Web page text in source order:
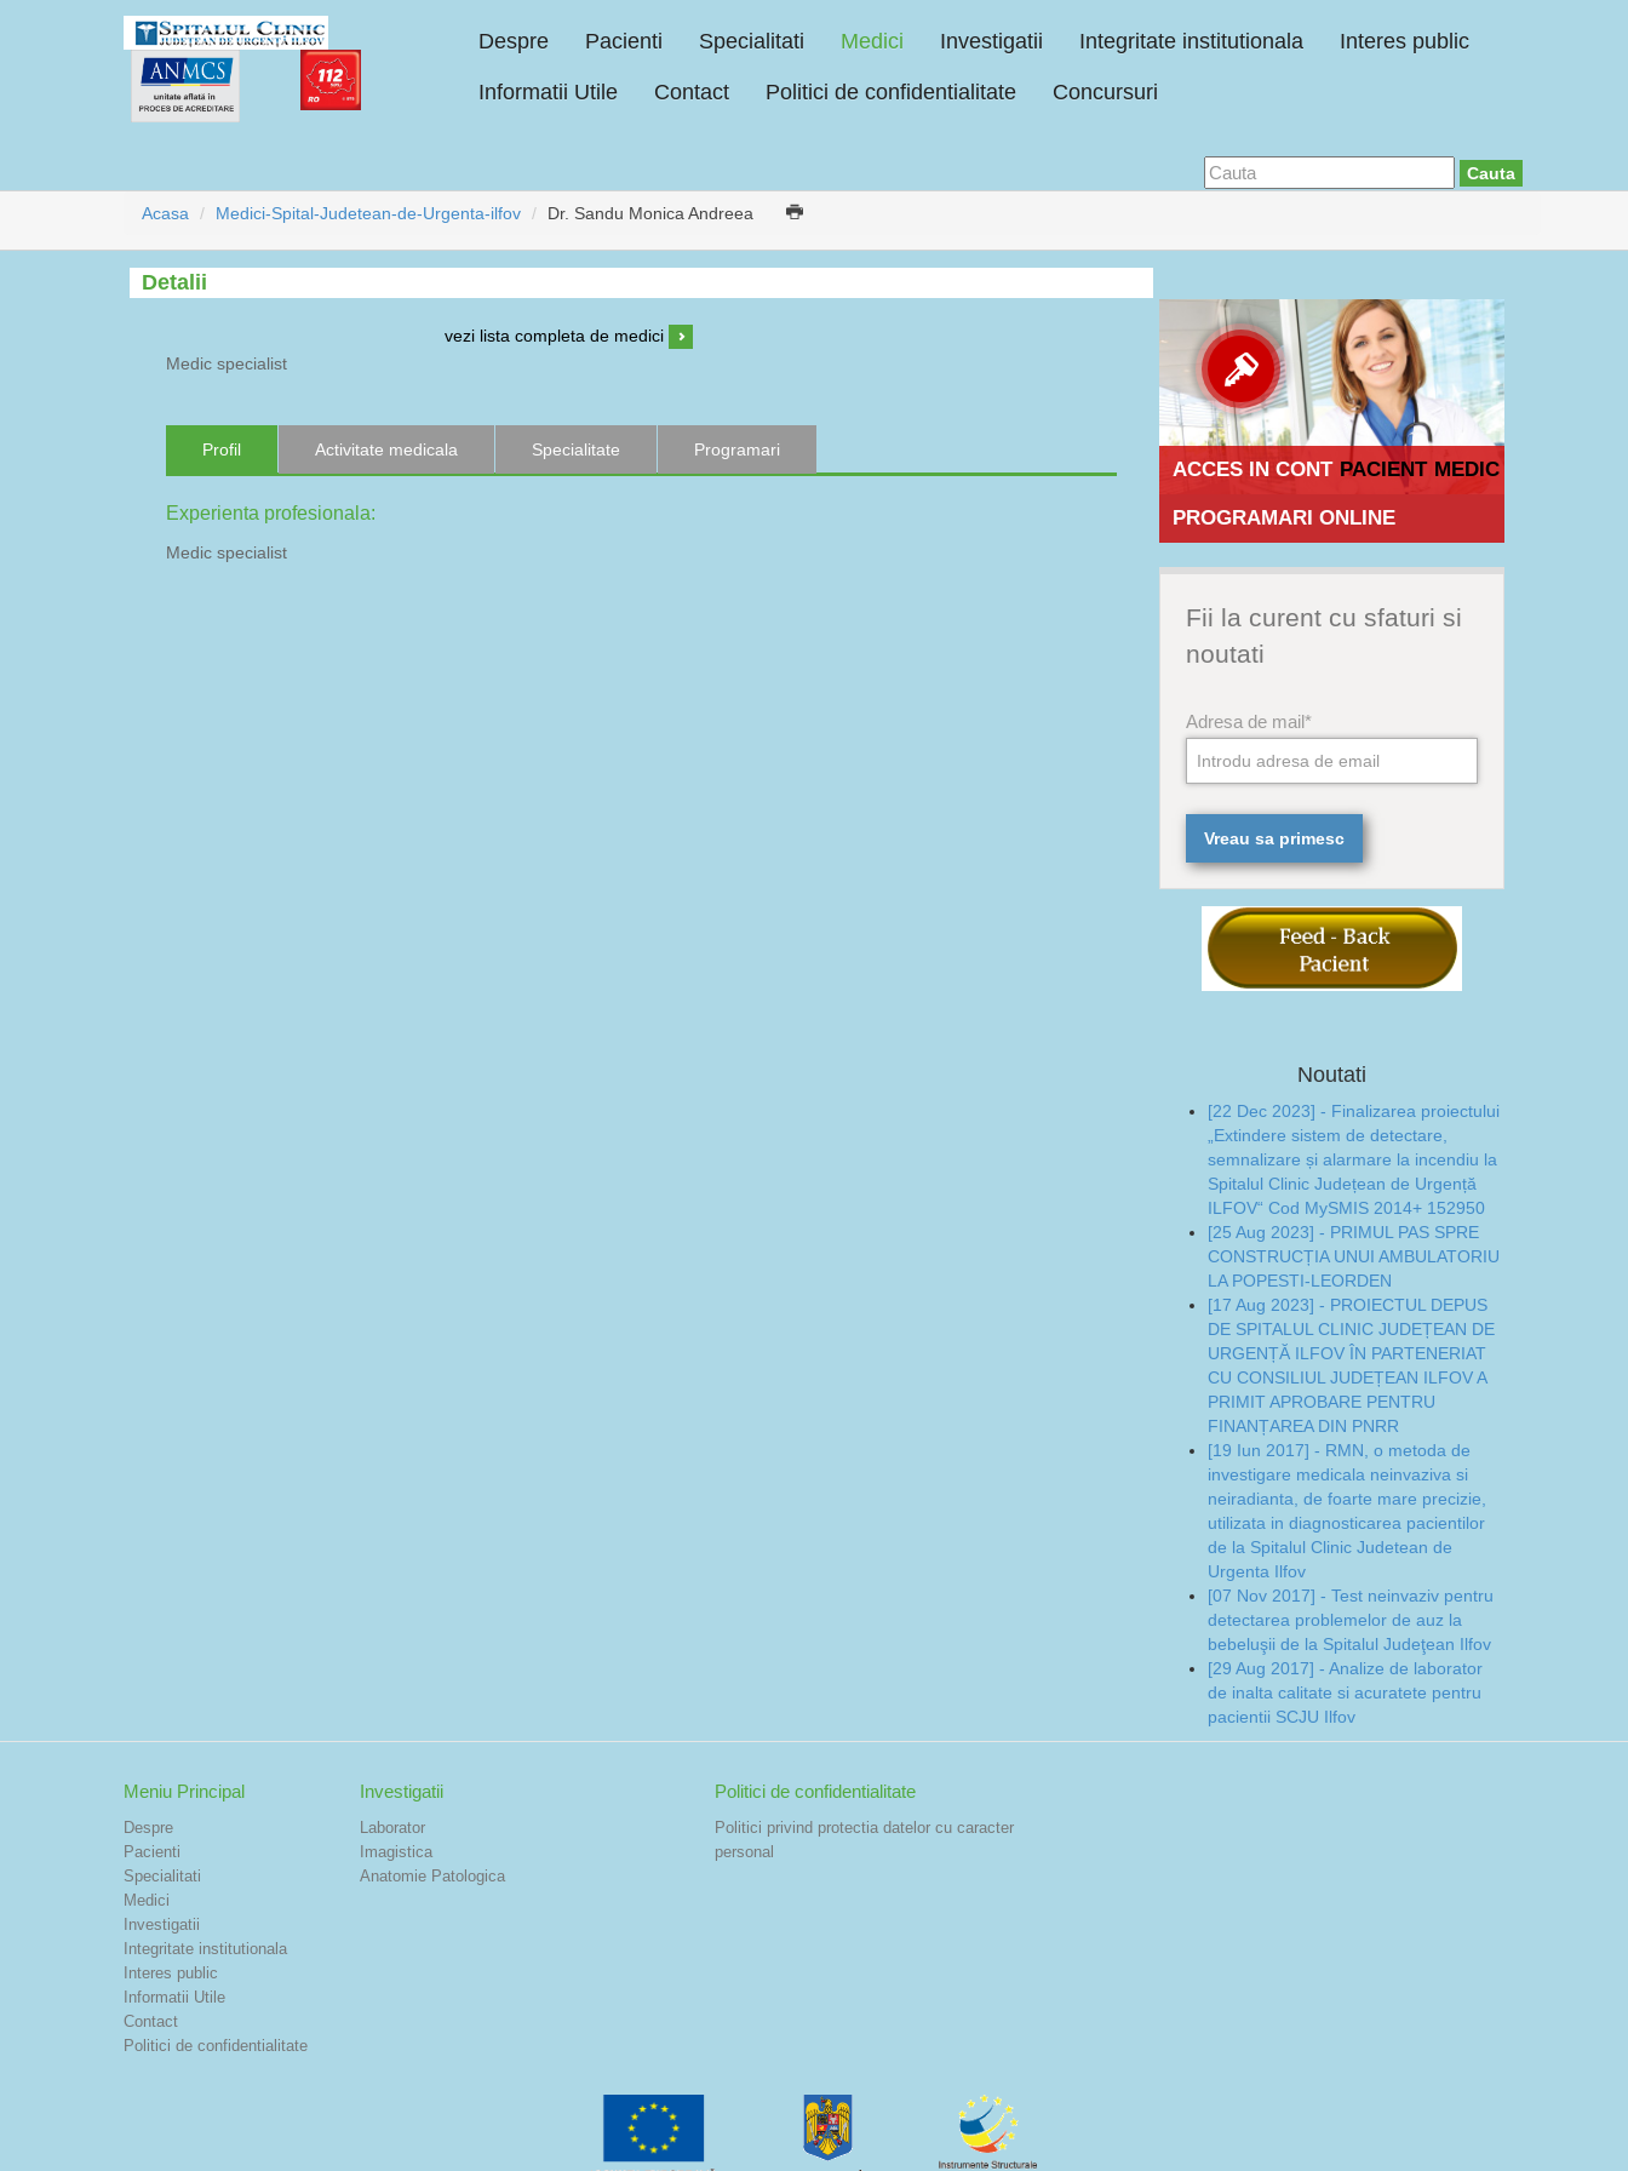
Despre Pacienti Specialitati Medici Investigatii Integritate institutionala Interes public
Informatii Utile Contact Politici de confidentialitate Concursuri
Cauta
Acasa Medici-Spital-Judetean-de-Urgenta-ilfov Dr. Sandu Monica Andreea
Detalii
vezi lista completa de medici
Medic specialist
Profil Activitate medicala Specialitate Programari
Experienta profesionala:
Medic specialist
ACCES IN CONT PACIENT MEDIC
PROGRAMARI ONLINE
Fii la curent cu sfaturi si
noutati
Adresa de mail*
Noutati
[22 Dec 2023] - Finalizarea proiectului
„Extindere sistem de detectare,
semnalizare și alarmare la incendiu la
Spitalul Clinic Județean de Urgență
ILFOV“ Cod MySMIS 2014+ 152950
[25 Aug 2023] - PRIMUL PAS SPRE
CONSTRUCȚIA UNUI AMBULATORIU
LA POPESTI-LEORDEN
[17 Aug 2023] - PROIECTUL DEPUS
DE SPITALUL CLINIC JUDEȚEAN DE
URGENȚĂ ILFOV ÎN PARTENERIAT
CU CONSILIUL JUDEȚEAN ILFOV A
PRIMIT APROBARE PENTRU
FINANȚAREA DIN PNRR
[19 Iun 2017] - RMN, o metoda de
investigare medicala neinvaziva si
neiradianta, de foarte mare precizie,
utilizata in diagnosticarea pacientilor
de la Spitalul Clinic Judetean de
Urgenta Ilfov
[07 Nov 2017] - Test neinvaziv pentru
detectarea problemelor de auz la
bebeluşii de la Spitalul Judeţean Ilfov
[29 Aug 2017] - Analize de laborator
de inalta calitate si acuratete pentru
pacientii SCJU Ilfov
Meniu Principal
Despre
Pacienti
Specialitati
Medici
Investigatii
Integritate institutionala
Interes public
Informatii Utile
Contact
Politici de confidentialitate
Investigatii
Laborator
Imagistica
Anatomie Patologica
Politici de confidentialitate
Politici privind protectia datelor cu caracter
personal